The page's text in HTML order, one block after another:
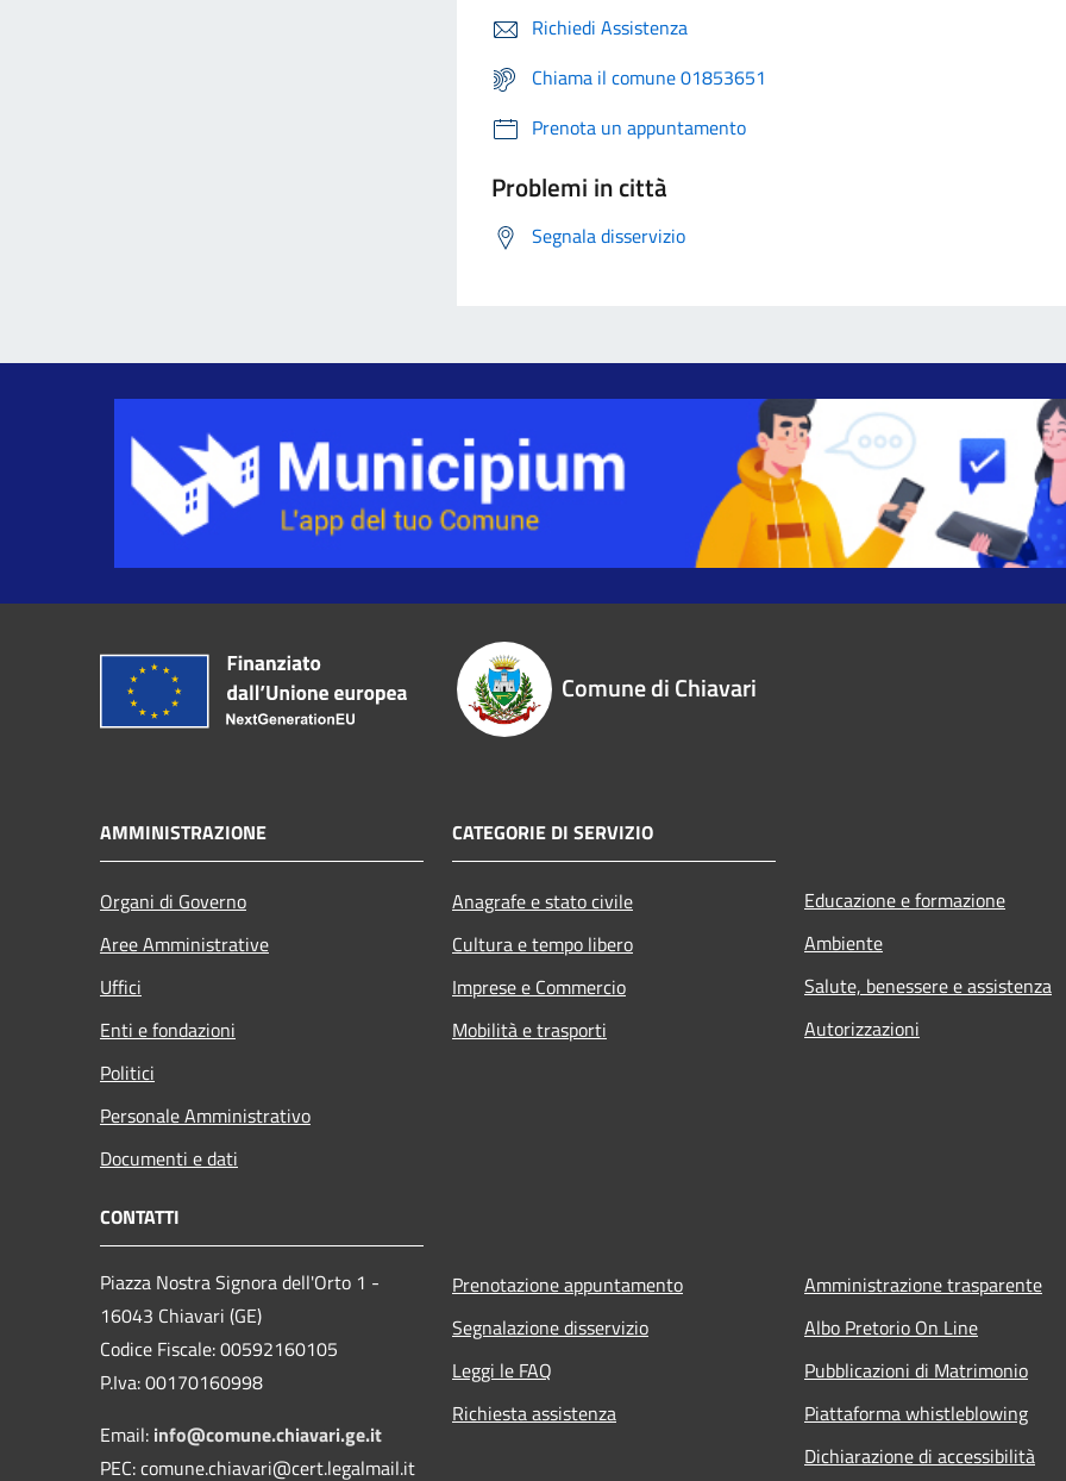
Richiedi Assistenza
Chiama il comune 01853651
Prenota un appuntamento
Problemi in città
Segnala disservizio
Comune di Chiavari
AMMINISTRAZIONE
Organi di Governo
Aree Amministrative
Uffici
Enti e fondazioni
Politici
Personale Amministrativo
Documenti e dati
CATEGORIE DI SERVIZIO
Anagrafe e stato civile
Cultura e tempo libero
Imprese e Commercio
Mobilità e trasporti
Educazione e formazione
Ambiente
Salute, benessere e assistenza
Autorizzazioni
CONTATTI
Piazza Nostra Signora dell'Orto 1 -
16043 Chiavari (GE)
Codice Fiscale: 00592160105
P.Iva: 00170160998
Email: info@comune.chiavari.ge.it
PEC: comune.chiavari@cert.legalmail.it
Prenotazione appuntamento
Segnalazione disservizio
Leggi le FAQ
Richiesta assistenza
Amministrazione trasparente
Albo Pretorio On Line
Pubblicazioni di Matrimonio
Piattaforma whistleblowing
Dichiarazione di accessibilità